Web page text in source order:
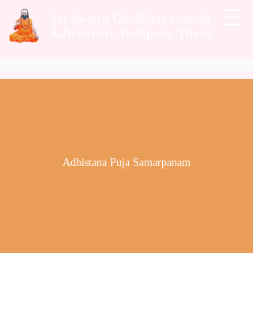
Adhistana Puja Samarpanam